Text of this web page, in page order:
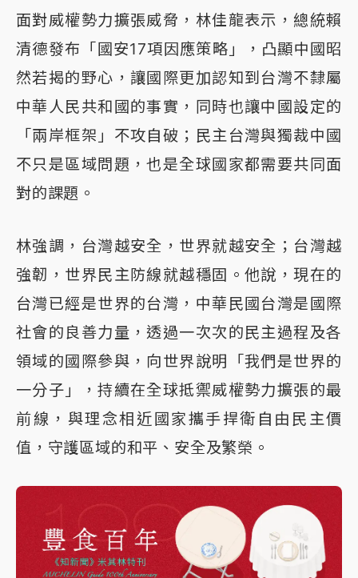
面對威權勢力擴張威脅，林佳龍表示，總統賴
清德發布「國安17項因應策略」，凸顯中國昭
然若揭的野心，讓國際更加認知到台灣不隸屬
中華人民共和國的事實，同時也讓中國設定的
「兩岸框架」不攻自破；民主台灣與獨裁中國
不只是區域問題，也是全球國家都需要共同面
對的課題。
林強調，台灣越安全，世界就越安全；台灣越
強韌，世界民主防線就越穩固。他說，現在的
台灣已經是世界的台灣，中華民國台灣是國際
社會的良善力量，透過一次次的民主過程及各
領域的國際參與，向世界說明「我們是世界的
一分子」，持續在全球抵禦威權勢力擴張的最
前線，與理念相近國家攜手捍衛自由民主價
值，守護區域的和平、安全及繁榮。